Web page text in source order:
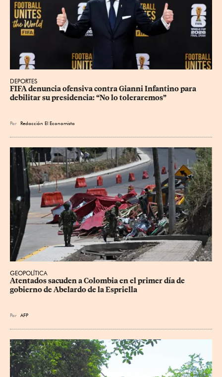
DEPORTES
FIFA denuncia ofensiva contra Gianni Infantino para
debilitar su presidencia: “No lo toleraremos”
Por Redacción El Economista
GEOPOLÍTICA
Atentados sacuden a Colombia en el primer día de
gobierno de Abelardo de la Espriella
Por AFP